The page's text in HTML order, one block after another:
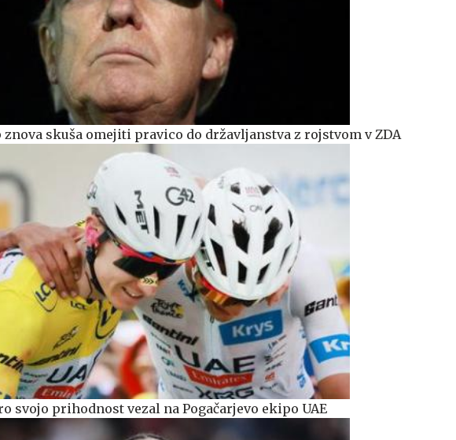
skuša omejiti pravico do državljanstva z rojstvom v ZDA
svojo prihodnost vezal na Pogačarjevo ekipo UAE